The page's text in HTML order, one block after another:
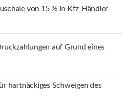
von 15 % in Kfz-Händler-
auf Grund eines
hartnäckiges Schweigen des